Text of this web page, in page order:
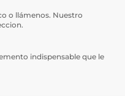
o llámenos. Nuestro
indispensable que le